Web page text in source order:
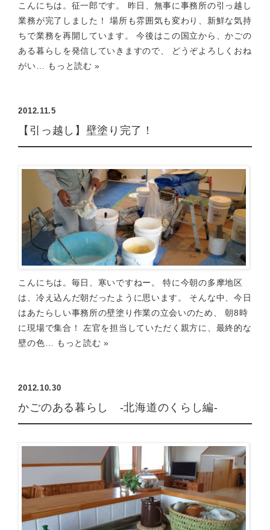
こんにちは。征一郎です。 昨日、無事に事務所の引っ越し
業務が完了しました！ 場所も雰囲気も変わり、新鮮な気持
ちで業務を再開しています。 今後はこの国立から、かごの
ある暮らしを発信していきますので、 どうぞよろしくおね
がい…
もっと読む »
2012.11.5
【引っ越し】壁塗り完了！
こんにちは。毎日、寒いですねー。 特に今朝の多摩地区
は、冷え込んだ朝だったように思います。 そんな中、今日
はあたらしい事務所の壁塗り作業の立会いのため、 朝8時
に現場で集合！ 左官を担当していただく親方に、最終的な
壁の色…
もっと読む »
2012.10.30
かごのある暮らし -北海道のくらし編-